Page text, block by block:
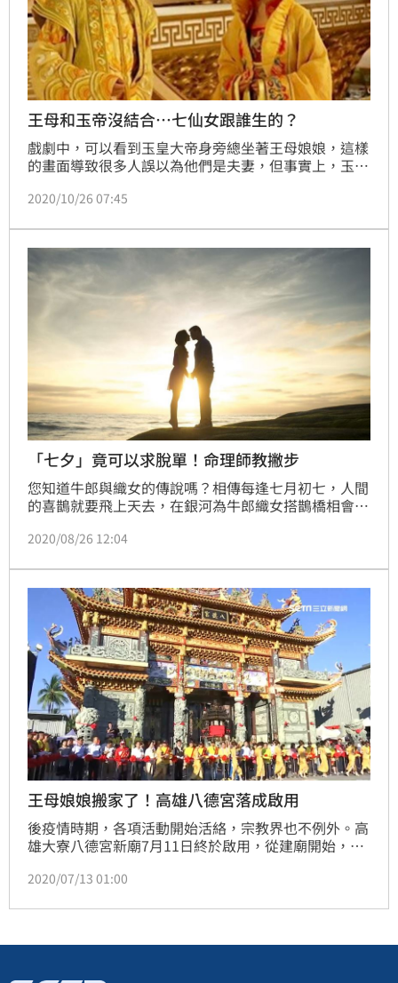
王母和玉帝沒結合…七仙女跟誰生的？
戲劇中，可以看到玉皇大帝身旁總坐著王母娘娘，這樣
的畫面導致很多人誤以為他們是夫妻，但事實上，玉皇
而已。
2020/10/26 07:45
「七夕」竟可以求脫單！命理師教撇步
您知道牛郎與織女的傳說嗎？相傳每逢七月初七，人間
的喜鵲就要飛上天去，在銀河為牛郎織女搭鵲橋相會。
事長楊登嵙，特別為民眾說說七夕的故事，更教民眾如
2020/08/26 12:04
王母娘娘搬家了！高雄八德宮落成啟用
後疫情時期，各項活動開始活絡，宗教界也不例外。高
雄大寮八德宮新廟7月11日終於啟用，從建廟開始，就
幫忙，成了現場最美「嬌」點。
2020/07/13 01:00